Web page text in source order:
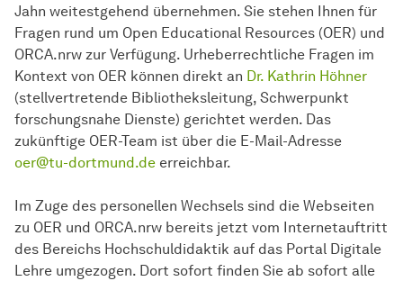
Jahn weitestgehend übernehmen. Sie stehen Ihnen für
Fragen rund um Open Educational Resources (OER) und
ORCA.nrw zur Verfügung. Urheberrechtliche Fragen im
Kontext von OER können direkt an Dr. Kathrin Höhner
(stellvertretende Bibliotheksleitung, Schwerpunkt
forschungsnahe Dienste) gerichtet werden. Das
zukünftige OER-Team ist über die E-Mail-Adresse
oer@tu-dortmund.de erreichbar.
Im Zuge des personellen Wechsels sind die Webseiten
zu OER und ORCA.nrw bereits jetzt vom Internetauftritt
des Bereichs Hochschuldidaktik auf das Portal Digitale
Lehre umgezogen. Dort sofort finden Sie ab sofort alle